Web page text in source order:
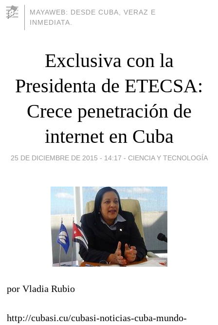
MAYAWEB: DESDE CUBA, VERAZ E
INMEDIATA.
Exclusiva con la
Presidenta de ETECSA:
Crece penetración de
internet en Cuba
25 DE DICIEMBRE DE 2015 - 14:17 - CIENCIA Y TECNOLOGÍA
por Vladia Rubio
http://cubasi.cu/cubasi-noticias-cuba-mundo-